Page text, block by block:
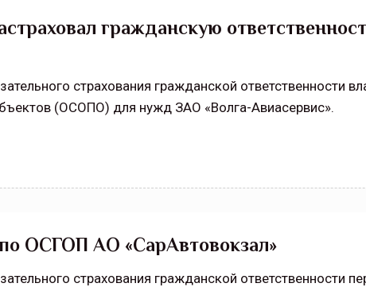
гражданскую
страхования гражданской ответственности
(ОСОПО) для нужд ЗАО «Волга-Авиасервис».
ОСГОП АО «СарАвтовокзал»
страхования гражданской ответственности